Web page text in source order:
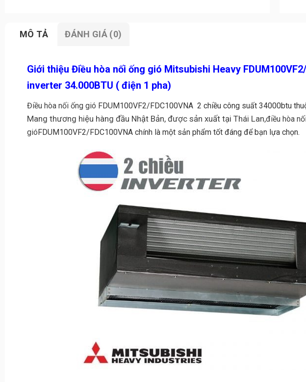
MÔ TẢ ĐÁNH GIÁ (0)
Giới thiệu Điều hòa nối ống gió Mitsubishi Heavy
inverter 34.000BTU ( điện 1 pha)
Điều hòa nối ống gió FDUM100VF2/FDC100VNA 2 chiều công suất 34000btu
Mang thương hiệu hàng đầu Nhật Bản, được sản xuất tại Thái Lan,điều hòa
gióFDUM100VF2/FDC100VNA chính là một sản phẩm tốt đáng để bạn lựa chọn.